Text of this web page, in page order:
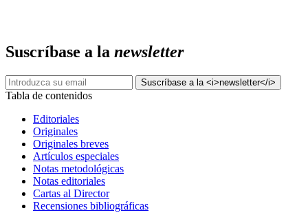
Suscríbase a la newsletter
Tabla de contenidos
Editoriales
Originales
Originales breves
Artículos especiales
Notas metodológicas
Notas editoriales
Cartas al Director
Recensiones bibliográficas